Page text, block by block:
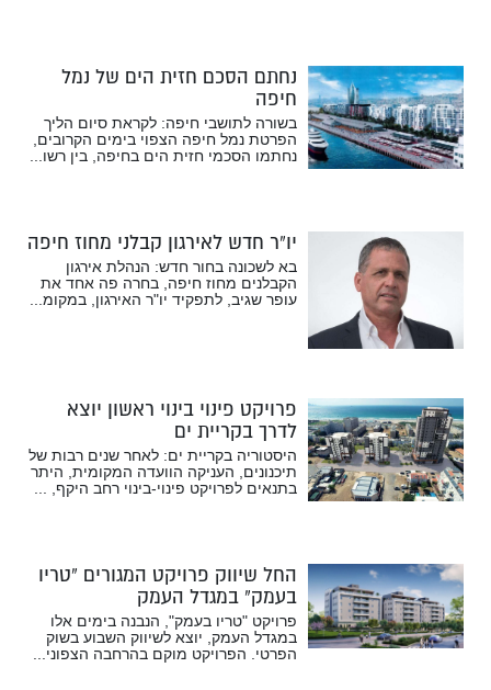
נחתם הסכם חזית הים של נמל
חיפה
בשורה לתושבי חיפה: לקראת סיום הליך
הפרטת נמל חיפה הצפוי בימים הקרובים,
נחתמו הסכמי חזית הים בחיפה, בין רשו...
יו”ר חדש לאירגון קבלני מחוז חיפה
בא לשכונה בחור חדש: הנהלת אירגון
הקבלנים מחוז חיפה, בחרה פה אחד את
עופר שגיב, לתפקיד יו"ר האירגון, במקומ...
פרויקט פינוי בינוי ראשון יוצא
לדרך בקריית ים
היסטוריה בקריית ים: לאחר שנים רבות של
תיכנונים, העניקה הוועדה המקומית, היתר
בתנאים לפרויקט פינוי-בינוי רחב היקף, ...
החל שיווק פרויקט המגורים “טריו
בעמק” במגדל העמק
פרויקט "טריו בעמק", הנבנה בימים אלו
במגדל העמק, יוצא לשיווק השבוע בשוק
הפרטי. הפרויקט מוקם בהרחבה הצפוני...